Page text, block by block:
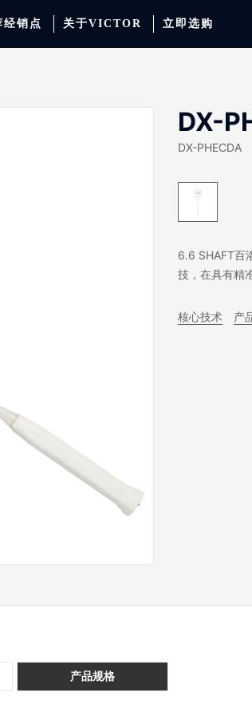
经销点 关于VICTOR 立即选购
DX-
DX-PHECDA
6.6 SHAFT百
技，在具有精
核心技术 产
产品规格